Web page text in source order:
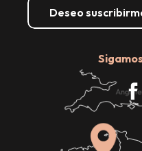
Deseo